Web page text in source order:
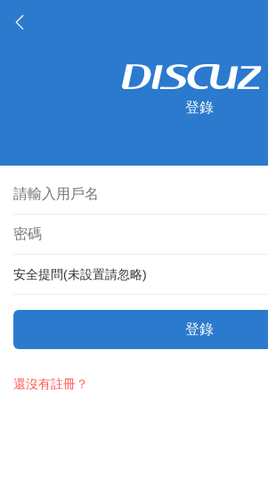
登錄
安全提問(未設置請忽略)
登錄
還沒有註冊？